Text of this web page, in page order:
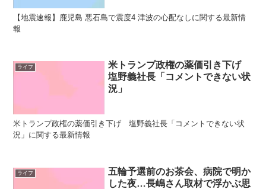
【地震速報】鹿児島 悪石島で震度4 津波の心配なしに関する最新情
報
ライフ
米トランプ政権の薬価引き下げ
塩野義社長「コメントできない状
況」
米トランプ政権の薬価引き下げ 塩野義社長「コメントできない状
況」に関する最新情報
ライフ
五輪予選前のお茶会、病院で明か
した夜…長嶋さん取材で浮かぶ思